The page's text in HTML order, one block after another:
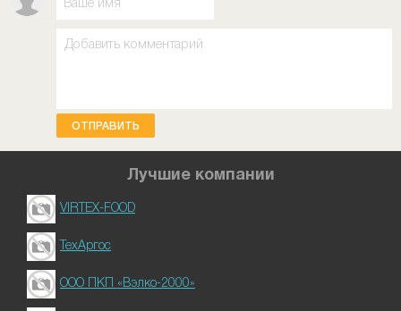
ОТПРАВИТЬ
Лучшие компании
VIRTEX-FOOD
ТехАргос
ООО ПКП «Вэлко-2000»